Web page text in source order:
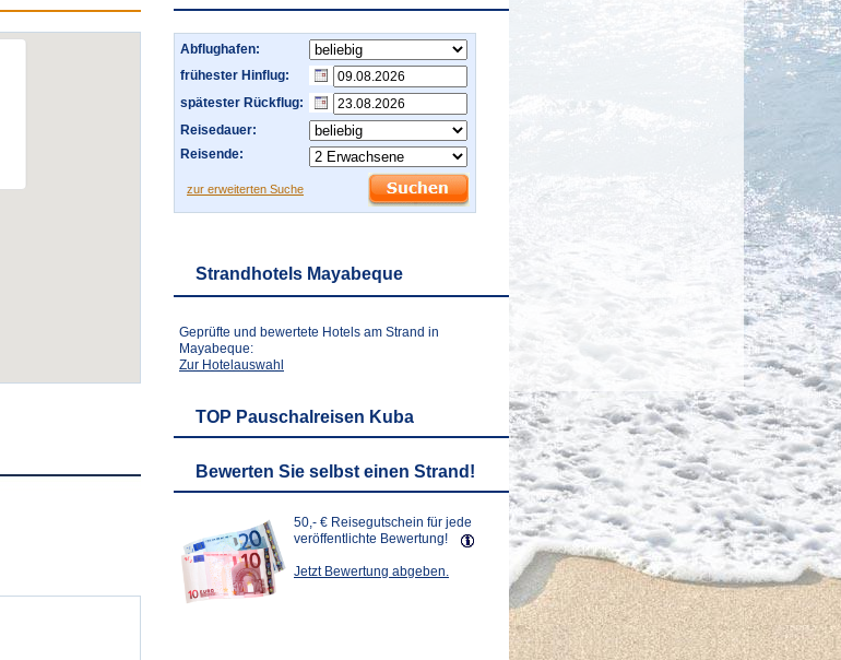
Abflughafen:
frühester Hinflug:
spätester Rückflug:
Reisedauer:
Reisende:
zur erweiterten Suche
Strandhotels Mayabeque
Geprüfte und bewertete Hotels am Strand in
Mayabeque:
Zur Hotelauswahl
TOP Pauschalreisen Kuba
Bewerten Sie selbst einen Strand!
50,- € Reisegutschein für jede
veröffentlichte Bewertung!
Jetzt Bewertung abgeben.